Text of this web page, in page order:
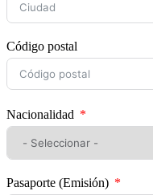
Código postal
Nacionalidad
Pasaporte (Emisión)